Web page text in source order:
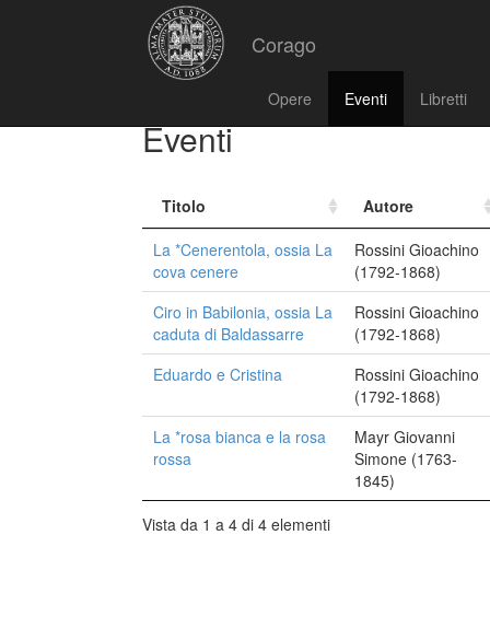
Corago
Opere Eventi Libretti
Eventi
Titolo
Autore
La *Cenerentola, ossia La
cova cenere
Rossini Gioachino
(1792-1868)
Ciro in Babilonia, ossia La
caduta di Baldassarre
Rossini Gioachino
(1792-1868)
Eduardo e Cristina
Rossini Gioachino
(1792-1868)
La *rosa bianca e la rosa
rossa
Mayr Giovanni
Simone (1763-
1845)
Vista da 1 a 4 di 4 elementi